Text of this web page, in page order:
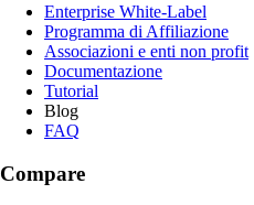
Enterprise White-Label
Programma di Affiliazione
Associazioni e enti non profit
Documentazione
Tutorial
Blog
FAQ
Compare